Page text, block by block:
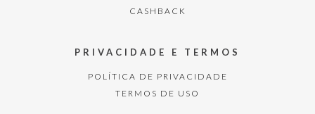
CASHBACK
PRIVACIDADE E TERMOS
POLÍTICA DE PRIVACIDADE
TERMOS DE USO